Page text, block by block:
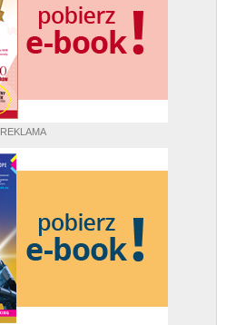
REKLAMA